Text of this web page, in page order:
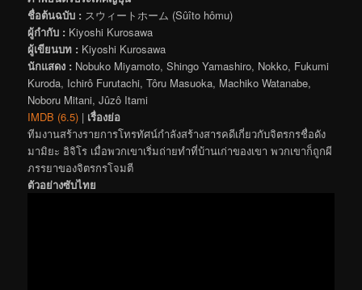
ชื่อต้นฉบับ : スウィートホーム (Sûîto hômu)
ผู้กำกับ : Kiyoshi Kurosawa
ผู้เขียนบท : Kiyoshi Kurosawa
นักแสดง : Nobuko Miyamoto, Shingo Yamashiro, Nokko, Fukumi
Kuroda, Ichirô Furutachi, Tôru Masuoka, Machiko Watanabe,
Noboru Mitani, Jûzô Itami
IMDB (6.5) | เรื่องย่อ
ทีมงานสร้างรายการโทรทัศน์กำลังสร้างสารคดีเกี่ยวกับจิตรกรชื่อดัง
มามิยะ อิจิโร เมื่อพวกเขาเริ่มถ่ายทำที่บ้านเก่าของเขา พวกเขาก็ถูกผี
ภรรยาของจิตรกรโจมตี
ตัวอย่างซับไทย